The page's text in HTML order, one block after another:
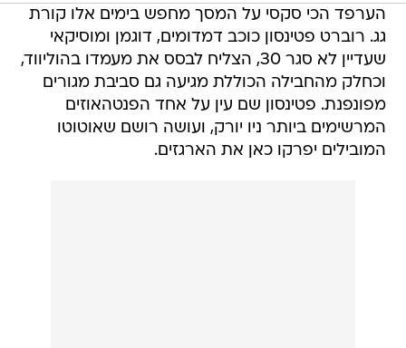
הערפד הכי סקסי על המסך מחפש בימים אלו קורת
גג. רוברט פטינסון כוכב דמדומים, דוגמן ומוסיקאי
שעדיין לא סגר 30, הצליח לבסס את מעמדו בהוליווד,
וכחלק מהחבילה הכוללת מגיעה גם סביבת מגורים
מפונפנת. פטינסון שם עין על אחד הפנטהאוזים
המרשימים ביותר ניו יורק, ועושה רושם שאוטוטו
המובילים יפרקו כאן את הארגזים.